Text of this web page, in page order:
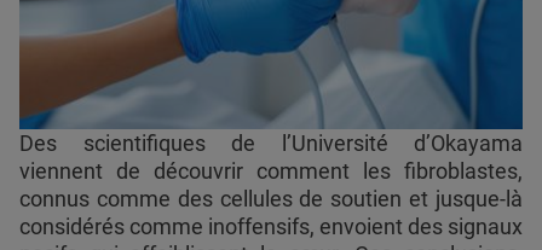
Des scientifiques de l’Université d’Okayama
viennent de découvrir comment les fibroblastes,
connus comme des cellules de soutien et jusque-là
considérés comme inoffensifs, envoient des signaux